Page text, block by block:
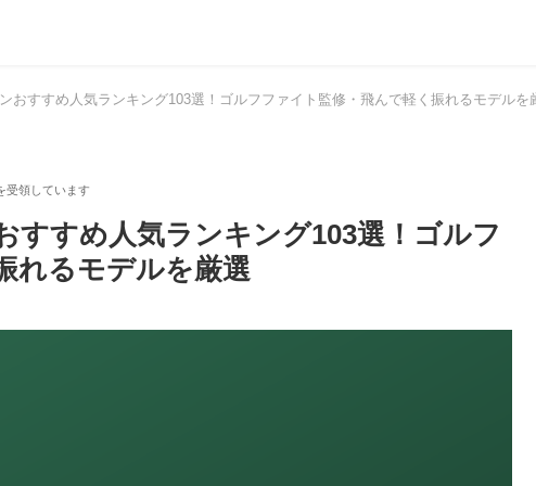
おすすめ人気ランキング103選！ゴルフファイト監修・飛んで軽く振れるモデルを
すすめ人気ランキング103選！ゴルフ
れるモデルを厳選